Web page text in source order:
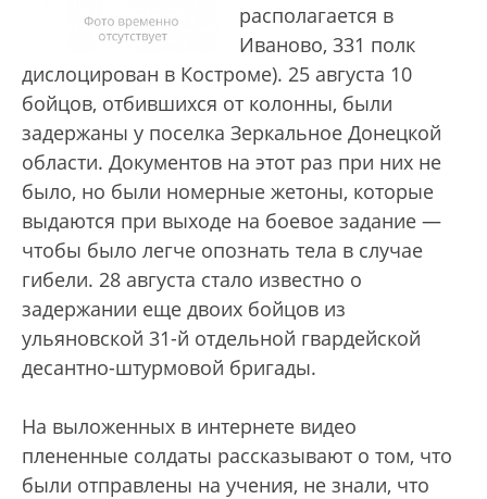
располагается в
Иваново, 331 полк
дислоцирован в Костроме). 25 августа 10
бойцов, отбившихся от колонны, были
задержаны у поселка Зеркальное Донецкой
области. Документов на этот раз при них не
было, но были номерные жетоны, которые
выдаются при выходе на боевое задание —
чтобы было легче опознать тела в случае
гибели. 28 августа стало известно о
задержании еще двоих бойцов из
ульяновской 31-й отдельной гвардейской
десантно-штурмовой бригады.
На выложенных в интернете видео
плененные солдаты рассказывают о том, что
были отправлены на учения, не знали, что